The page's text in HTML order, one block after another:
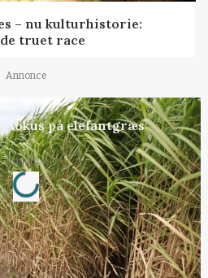
– nu kulturhistorie:
truet race
Annonce
fokus på elefantgræs
Annonce
Loading...